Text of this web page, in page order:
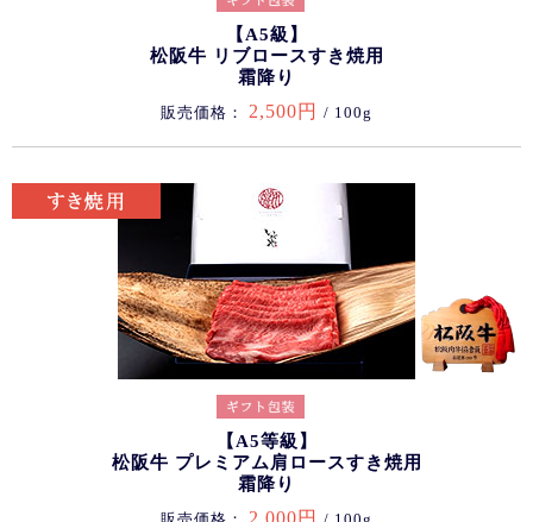
【A5級】
松阪牛 リブロースすき焼用
霜降り
販売価格： 2,500円 / 100g
【A5等級】
松阪牛 プレミアム肩ロースすき焼用
霜降り